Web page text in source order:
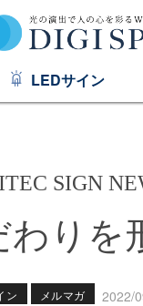
LEDサイン
SIGN
わりを
ン メルマガ 2022/